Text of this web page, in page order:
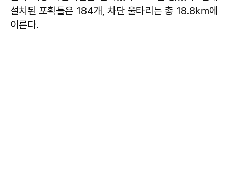
설치된 포획틀은 184개, 차단 울타리는 총 18.8㎞에
이른다.